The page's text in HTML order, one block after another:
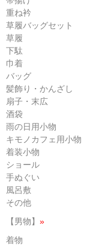
重ね衿
草履バッグセット
草履
下駄
巾着
バッグ
髪飾り・かんざし
扇子・末広
酒袋
雨の日用小物
キモノカフェ用小物
着装小物
ショール
手ぬぐい
風呂敷
その他
【男物】 »
着物